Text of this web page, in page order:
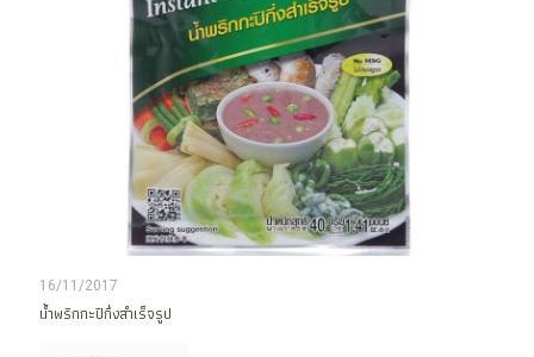
16/11/2017
น้ำพริกกะปิกึ่งสำเร็จรูป